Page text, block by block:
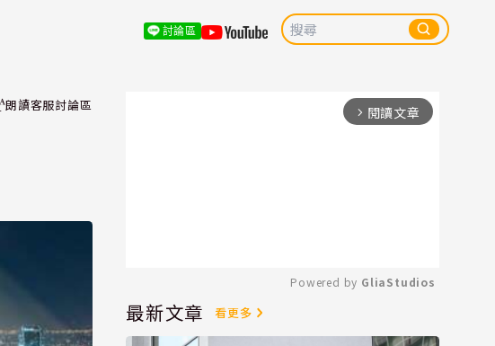
討論區
朗讀客服討論區 arrow_forward_ios 閱讀文章
Mute
Powered by GliaStudios
最新文章 看更多